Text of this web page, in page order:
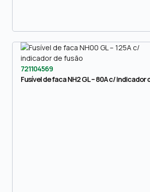
721104569
Fusível de faca NH2 GL – 80A c/ indicador